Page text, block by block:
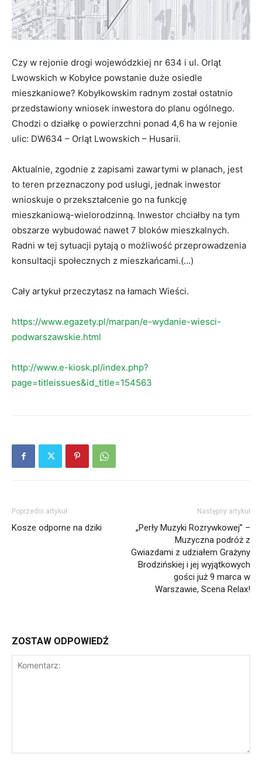
Czy w rejonie drogi wojewódzkiej nr 634 i ul. Orląt
Lwowskich w Kobyłce powstanie duże osiedle
mieszkaniowe? Kobyłkowskim radnym został ostatnio
przedstawiony wniosek inwestora do planu ogólnego.
Chodzi o działkę o powierzchni ponad 4,6 ha w rejonie
ulic: DW634 – Orląt Lwowskich – Husarii.
Aktualnie, zgodnie z zapisami zawartymi w planach, jest
to teren przeznaczony pod usługi, jednak inwestor
wnioskuje o przekształcenie go na funkcję
mieszkaniową-wielorodzinną. Inwestor chciałby na tym
obszarze wybudować nawet 7 bloków mieszkalnych.
Radni w tej sytuacji pytają o możliwość przeprowadzenia
konsultacji społecznych z mieszkańcami.(…)
Cały artykuł przeczytasz na łamach Wieści.
https://www.egazety.pl/marpan/e-wydanie-wiesci-
podwarszawskie.html
http://www.e-kiosk.pl/index.php?
page=titleissues&id_title=154563
Poprzedni artykuł
Kosze odporne na dziki
Następny artykuł
„Perły Muzyki Rozrywkowej” –
Muzyczna podróż z
Gwiazdami z udziałem Grażyny
Brodzińskiej i jej wyjątkowych
gości już 9 marca w
Warszawie, Scena Relax!
ZOSTAW ODPOWIEDŹ